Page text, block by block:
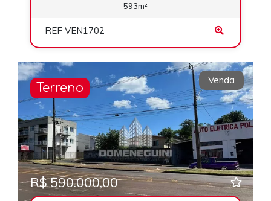
593m²
REF VEN1702
Venda
R$ 590.000,00
Terreno